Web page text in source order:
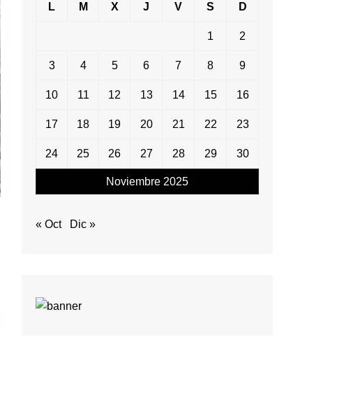
Noviembre 2025
L M X J V S D
1 2
3 4 5 6 7 8 9
10 11 12 13 14 15 16
17 18 19 20 21 22 23
24 25 26 27 28 29 30
« Oct Dic »